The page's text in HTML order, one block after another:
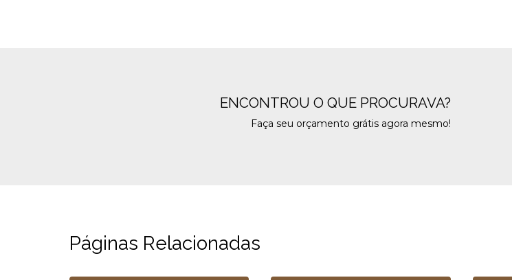
ENCONTROU O QUE PROCURAVA?
Faça seu orçamento grátis agora mesmo!
Páginas Relacionadas